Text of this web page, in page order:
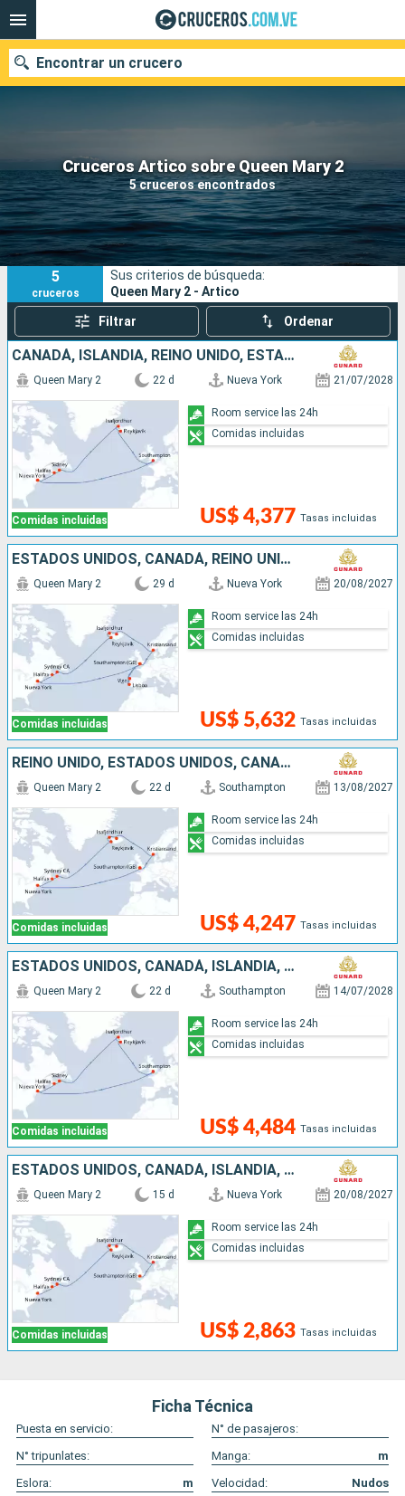
Cruceros Artico sobre Queen Mary 2
5 cruceros encontrados
Encontrar un crucero
Nuestros destinos
Fecha de salida
Puertos Compañías
Buscar
5
cruceros
Sus criterios de búsqueda:
Queen Mary 2 - Artico
Filtrar Ordenar
CANADÁ, ISLANDIA, REINO UNIDO, ESTADOS UNIDOS
Comidas incluidas
Queen Mary 2 22 d Nueva York 21/07/2028
US$ 4,377 Tasas incluidas
Room service las 24h
Comidas incluidas
ESTADOS UNIDOS, CANADÁ, REINO UNIDO, ISLANDIA, NORUEGA, PORTUGAL, ESPAÑA
Comidas incluidas
Queen Mary 2 29 d Nueva York 20/08/2027
US$ 5,632 Tasas incluidas
Room service las 24h
Comidas incluidas
REINO UNIDO, ESTADOS UNIDOS, CANADÁ, ISLANDIA, NORUEGA
Comidas incluidas
Queen Mary 2 22 d Southampton 13/08/2027
US$ 4,247 Tasas incluidas
Room service las 24h
Comidas incluidas
ESTADOS UNIDOS, CANADÁ, ISLANDIA, REINO UNIDO
Comidas incluidas
Queen Mary 2 22 d Southampton 14/07/2028
US$ 4,484 Tasas incluidas
Room service las 24h
Comidas incluidas
ESTADOS UNIDOS, CANADÁ, ISLANDIA, NORUEGA, REINO UNIDO
Comidas incluidas
Queen Mary 2 15 d Nueva York 20/08/2027
US$ 2,863 Tasas incluidas
Room service las 24h
Comidas incluidas
Ficha Técnica
Puesta en servicio:
N° de pasajeros:
N° tripunlates:
Manga:
m
Eslora:
m Velocidad: Nudos